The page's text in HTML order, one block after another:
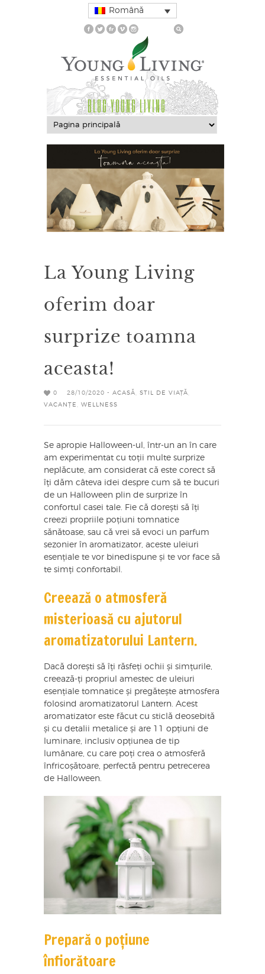
Română
BLOG YOUNG LIVING
La Young Living
oferim doar
surprize toamna
aceasta!
0 28/10/2020 - ACASĂ STIL DE VIAȚĂ
VACANȚE
WELLNESS
Se apropie Halloween-ul, într-un an în care
am experimentat cu toții multe surprize
neplăcute, am considerat că este corect să
îți dăm câteva idei despre cum să te bucuri
de un Halloween plin de surprize în
confortul casei tale. Fie că dorești să îți
creezi propriile poțiuni tomnatice
sănătoase, sau că vrei să evoci un parfum
sezonier în aromatizator, aceste uleiuri
esențiale te vor binedispune și te vor face să
te simți confortabil.
Creează o atmosferă
misterioasă cu ajutorul
aromatizatorului Lantern.
Dacă dorești să îți răsfeți ochii și simțurile,
creează-ți propriul amestec de uleiuri
esențiale tomnatice și pregătește atmosfera
folosind aromatizatorul Lantern. Acest
aromatizator este făcut cu sticlă deosebită
și cu detalii metalice și are 11 opțiuni de
luminare, inclusiv opțiunea de tip
lumânare, cu care poți crea o atmosferă
înfricoșătoare, perfectă pentru petrecerea
de Halloween.
Prepară o poțiune
înfiorătoare